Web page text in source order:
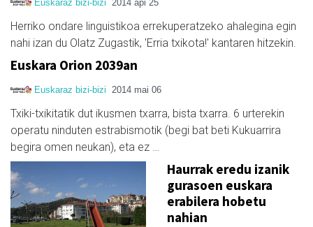
Euskaraz bizi-bizi 2014 api 25
Herriko ondare linguistikoa errekuperatzeko ahalegina egin
nahi izan du Olatz Zugastik, 'Erria txikota!' kantaren hitzekin.
Euskara Orion 2039an
Euskaraz bizi-bizi 2014 mai 06
Txiki-txikitatik dut ikusmen txarra, bista txarra. 6 urterekin
operatu ninduten estrabismotik (begi bat beti Kukuarrira
begira omen neukan), eta ez …
Haurrak eredu izanik
gurasoen euskara
erabilera hobetu
nahian